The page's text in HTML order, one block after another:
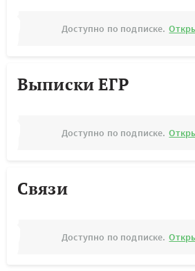
Доступно по подписке.
Выписки ЕГР
Доступно по подписке.
Связи
Доступно по подписке.